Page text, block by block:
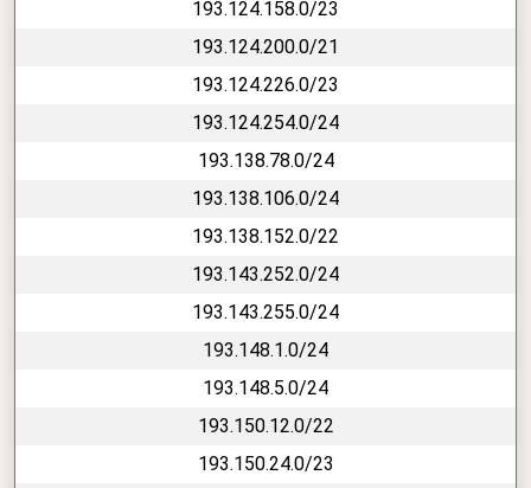
193.124.158.0/23
193.124.200.0/21
193.124.226.0/23
193.124.254.0/24
193.138.78.0/24
193.138.106.0/24
193.138.152.0/22
193.143.252.0/24
193.143.255.0/24
193.148.1.0/24
193.148.5.0/24
193.150.12.0/22
193.150.24.0/23